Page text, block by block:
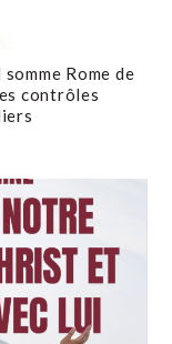
Rome de
contrôles